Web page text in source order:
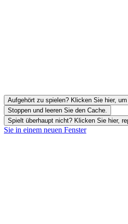
Aufgehört zu spielen? Klicken Sie hier,
Stoppen und leeren Sie den Cache.
Spielt überhaupt nicht? Klicken Sie hier,
Sie in einem neuen Fenster